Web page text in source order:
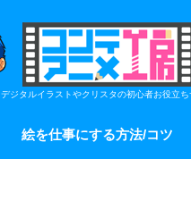
デジタルイラストやクリスタの初心者お役立ち
絵を仕事にする方法/コツ